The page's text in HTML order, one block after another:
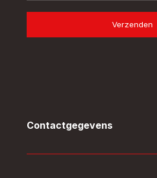
Verzenden
Contactgegevens